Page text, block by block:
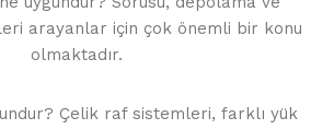
Çelik raf sistemleri, farklı yük